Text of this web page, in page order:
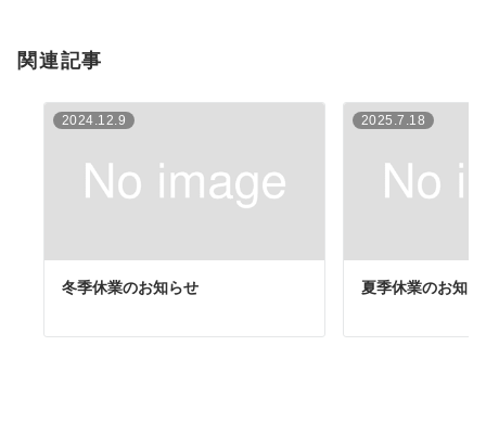
ョ
関連記事
2024.12.9
冬季休業のお知らせ
2025.7.18
夏季休業のお知ら